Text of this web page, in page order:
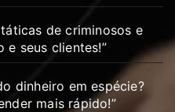
de criminosos e
e seus clientes!”
dinheiro em espécie?
mais rápido!”